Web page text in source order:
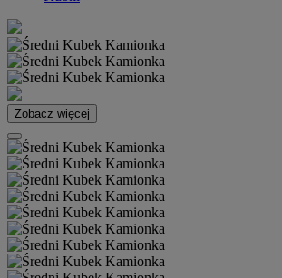
Zobacz więcej